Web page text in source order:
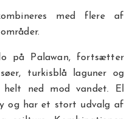
med flere af
på Palawan, fortsætter
turkisblå laguner og
helt ned mod vandet. El
og har et stort udvalg af